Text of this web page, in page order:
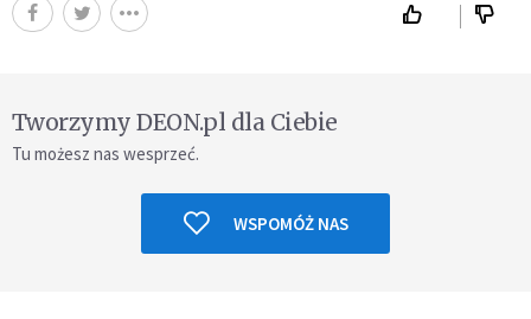
Tworzymy DEON.pl dla Ciebie
Tu możesz nas wesprzeć.
WSPOMÓŻ NAS